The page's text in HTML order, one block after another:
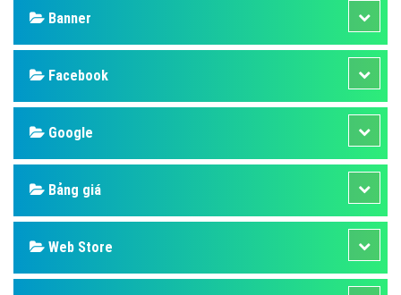
Banner
Facebook
Google
Bảng giá
Web Store